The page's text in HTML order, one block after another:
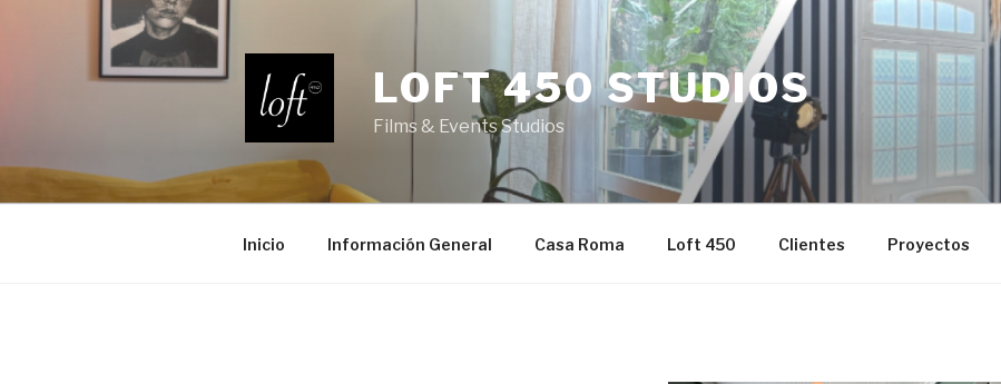
LOFT 450 STUDIOS
Films & Events Studios
Inicio Información General Casa Roma Loft 450 Clientes Proyectos